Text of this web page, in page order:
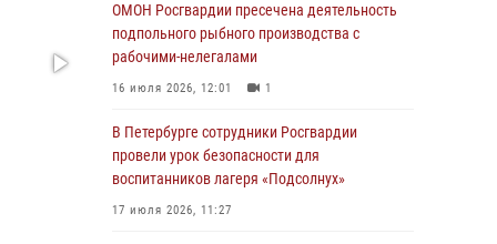
В Зеленогорске сотрудники Росгвардии, став
очевидцами серьезного ДТП, вызвали на
пострадавшим
03 августа 2026, 14:15 3 1
ОМОН Росгвардии пресечена деятельность
подпольного рыбного производства с
рабочими-нелегалами
16 июля 2026, 12:01 1
В Петербурге сотрудники Росгвардии
провели урок безопасности для
воспитанников лагеря «Подсолнух»
17 июля 2026, 11:27